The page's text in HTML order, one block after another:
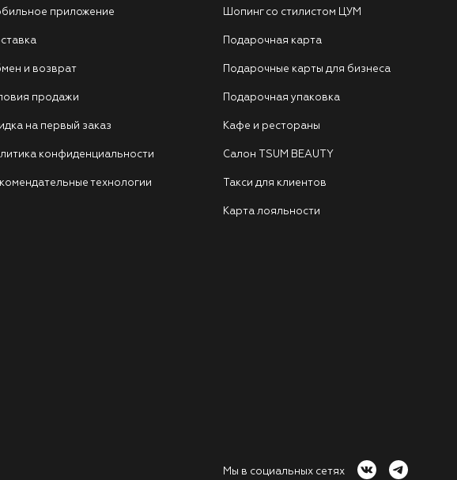
приложение
и возврат
продажи
на первый заказ
конфиденциальности
технологии
Шопинг со стилистом ЦУМ
Подарочная карта
Подарочные карты для бизнеса
Подарочная упаковка
Кафе и рестораны
Салон TSUM BEAUTY
Такси для клиентов
Карта лояльности
Мы в социальных сетях